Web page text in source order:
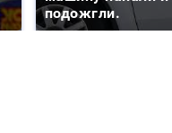
подожгли.